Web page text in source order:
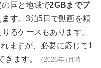
国と地域で2GBまでプ
ます。3泊5日で動画を頻
るケースもあります。
ますが、必要に応じて1
きます。
（2026年7月時